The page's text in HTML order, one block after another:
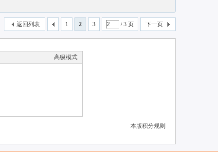
1 2 3 / 3 页 下一页
返回列表
高级模式
本版积分规则